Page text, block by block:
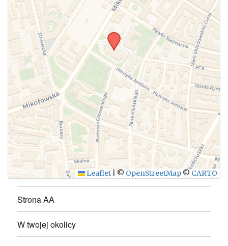
WYŚLIJ
Leaflet © OpenStreetMap © CARTO
Strona AA
W twojej okolicy